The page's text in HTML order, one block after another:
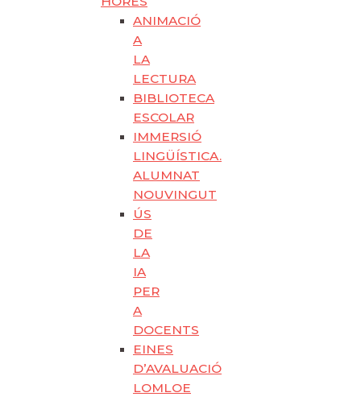
ANIMACIÓ
A
LA
LECTURA
BIBLIOTECA
ESCOLAR
IMMERSIÓ
LINGÜÍSTICA.
ALUMNAT
NOUVINGUT
ÚS
DE
LA
IA
PER
A
DOCENTS
EINES
D’AVALUACIÓ
LOMLOE